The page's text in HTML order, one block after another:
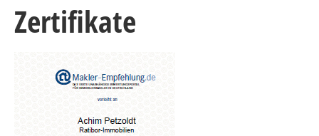
Zertifikate